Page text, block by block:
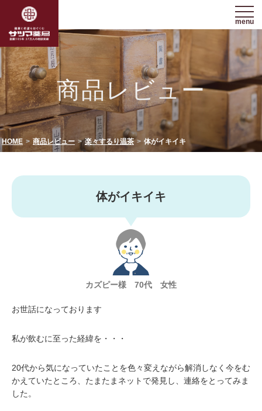
menu
商品レビュー
HOME 商品レビュー 楽々するり温茶 体がイキイキ
体がイキイキ
カズピー様 70代 女性
お世話になっております
私が飲むに至った経緯を・・・
20代から気になっていたことを色々変えながら解消しなく今をむ
かえていたところ、たまたまネットで発見し、連絡をとってみま
した。